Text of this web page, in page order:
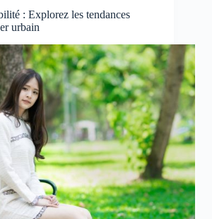
: Explorez les tendances
urbain